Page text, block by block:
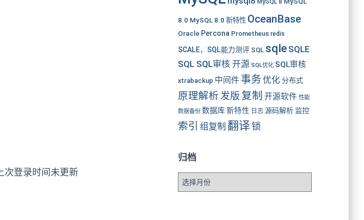
次登录时间未更新
MySQL 8
8.0 MySQL 8.0 新特性 OceanBase
Oracle Percona Prometheus redis
SCALE，SQL能力测评 SQL sqle SQLE
SQL SQL审核 开源 SQL优化 SQL审核
xtrabackup 中间件 事务 优化 分布式
原理解析发版 复制 开源软件 性能
数据备份 数据库 新特性 日志 源码解析 监控
索引 组复制 翻译锁
归档
归